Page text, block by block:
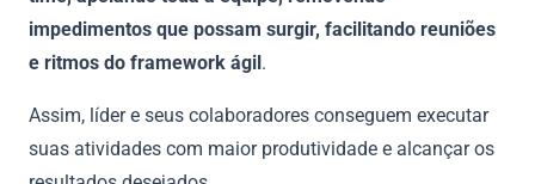
impedimentos que possam surgir, facilitando reuniões
e ritmos do framework ágil.
Assim, líder e seus colaboradores conseguem executar
suas atividades com maior produtividade e alcançar os